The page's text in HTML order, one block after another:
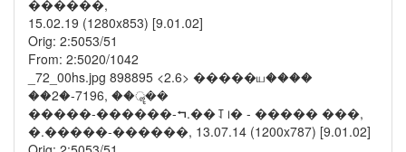
������,
15.02.19 (1280x853) [9.01.02]
Orig: 2:5053/51
From: 2:5020/1042
_72_00hs.jpg 898895 <2.6> �����ய����
��2�-7196, ��ॣ��
�����-������-⮢.��⥡᪨� - ����� ���,
�.�����-������, 13.07.14 (1200x787) [9.01.02]